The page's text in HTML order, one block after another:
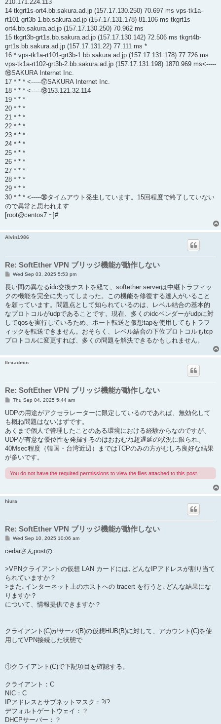
210.171.224.113
14 tkgrt1s-ort4.bb.sakura.ad.jp (157.17.130.250) 70.697 ms vps-tk1a-
rt101-grt3b-1.bb.sakura.ad.jp (157.17.131.178) 81.106 ms tkgrt1s-
ort4.bb.sakura.ad.jp (157.17.130.250) 70.962 ms
15 tkgrt3b-grt1s.bb.sakura.ad.jp (157.17.130.142) 72.506 ms tkgrt4b-
grt1s.bb.sakura.ad.jp (157.17.131.22) 77.111 ms *
16 * vps-tk1a-rt101-grt3b-1.bb.sakura.ad.jp (157.17.131.178) 77.726 ms
vps-tk1a-rt102-grt3b-2.bb.sakura.ad.jp (157.17.131.198) 1870.969 ms<-----
⑯SAKURA Internet Inc.
17 * * * <-----⑰SAKURA Internet Inc.
18 * * * <-----⑱153.121.32.114
19 * * *
20 * * *
21 * * *
22 * * *
23 * * *
24 * * *
25 * * *
26 * * *
27 * * *
28 * * *
29 * * *
30 * * * <-----㉚タイムアウト発生しています。15回程度で終了していない
ので異常と思われます
[root@centos7 ~]#
Alvin1986
Re: SoftEther VPN ブリッジ機能が動作しない
P
s
t
Wed Sep 03, 2025 5:53 pm
長い間の異なるidc交換テストを経て、softether serverは中継トラフィッ
クの機能を完全に失ってしまった。この機能を修復する達人がいること
を願っています。問題点として知られているのは、レベル結合の基本的
なプロトコルがudpであることです。現在、多くのidcベンダーがudpに対
してqosを実行しているため、ポート転送と仮想tapを使用してもトラフ
ィックを転送できません。おそらく、レベル結合の下位プロトコルもtcp
プロトコルに変更すれば、多くの問題を解決できるかもしれません。
flexadmin
Re: SoftEther VPN ブリッジ機能が動作しない
P
s
Thu Sep 04, 2025 5:44 am
UDPの用途がアクセラレーターに限定しているのであれば、無効化して
も概ね問題はないはずです。
あくまで個人で管理したことのある環境における経験からなのですが、
UDPが有意な優位性を発揮するのはおおむね超遅延の状況に限られ、
40Msec程度（韓国・台湾近辺）まではTCPのみの方がむしろ良好な結果
が多いです。
You do not have the required permissions to view the files attached to this post.
hiura
Re: SoftEther VPN ブリッジ機能が動作しない
P
s
Wed Sep 10, 2025 10:06 am
cedarさんpostの
>VPNクライアントの仮想 LAN カードには､どんなIPアドレスが割り当て
られていますか？
>また､インターネット上のホストへの tracert を行うと､どんな結果にな
りますか？
について、情報提供できますか？
クライアント(C)がサーバ(B)の仮想HUB(B)に対して、アカウント(C)を使
用してVPN接続した状態で
①クライアント(C)で下記項目を確認する。
クライアント：C
NIC：C
IPアドレスとサブネットマスク：?/?
デフォルトゲートウェイ：？
DHCPサーバー：？